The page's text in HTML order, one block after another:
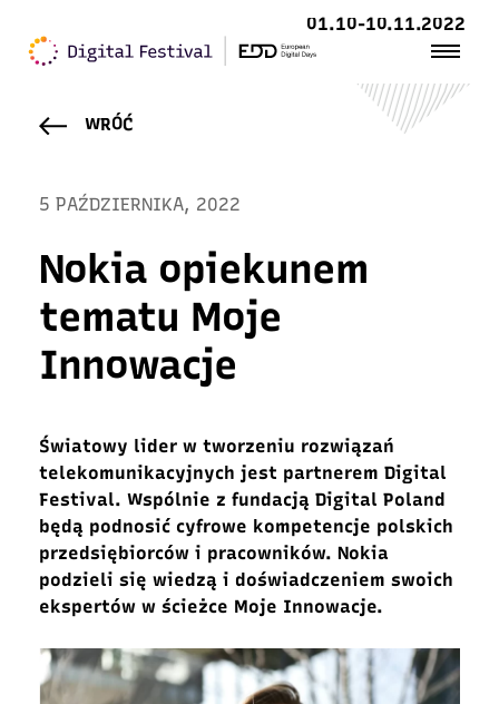
01.10-10.11.2022
WRÓĆ
5 PAŹDZIERNIKA, 2022
Nokia opiekunem
tematu Moje
Innowacje
Światowy lider w tworzeniu rozwiązań
telekomunikacyjnych jest partnerem Digital
Festival. Wspólnie z fundacją Digital Poland
będą podnosić cyfrowe kompetencje polskich
przedsiębiorców i pracowników. Nokia
podzieli się wiedzą i doświadczeniem swoich
ekspertów w ścieżce Moje Innowacje.